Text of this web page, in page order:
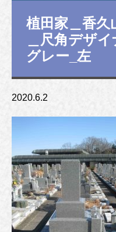
植田家＿香
＿尺角デザ
グレー_左
2020.6.2